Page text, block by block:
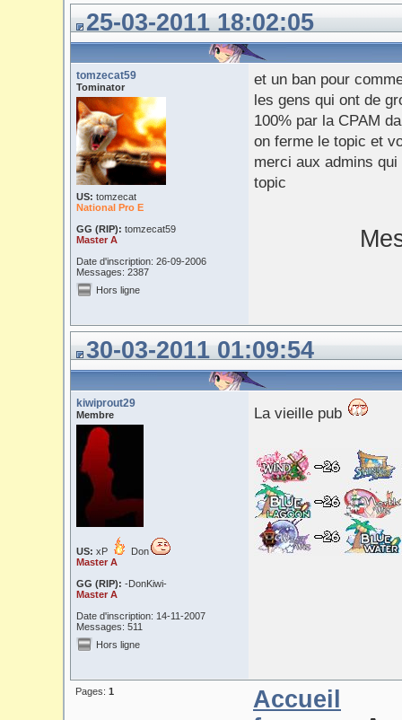
25-03-2011 18:02:05
tomzecat59
Tominator
US: tomzecat
National Pro E
GG (RIP): tomzecat59
Master A
Date d'inscription: 26-09-2006
Messages: 2387
et un ban pour
les gens qui ont de
100% par la CPAM
on ferme le topic et
merci aux admins
topic
Hors ligne
30-03-2011 01:09:54
kiwiprout29
Membre
US: xP
Don
Master A
GG (RIP): -DonKiwi-
Master A
Date d'inscription: 14-11-2007
Messages: 511
La vieille pub
Hors ligne
Pages: 1
Accueil